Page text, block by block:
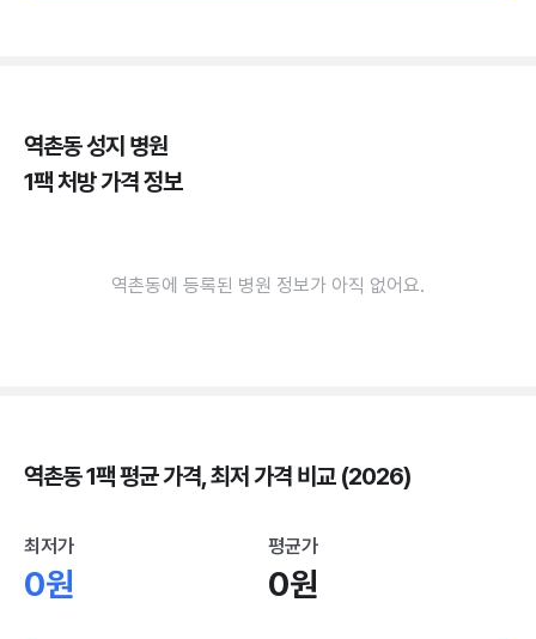
역촌동 성지 병원
1팩 처방 가격 정보
역촌동에 등록된 병원 정보가 아직 없어요.
역촌동 1팩 평균 가격, 최저 가격 비교 (2026)
최저가
0원
평균가
0원